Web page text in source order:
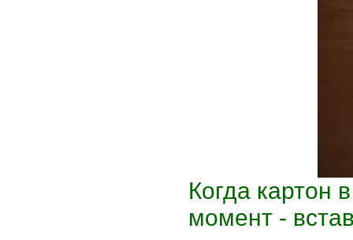
Когда картон
момент -